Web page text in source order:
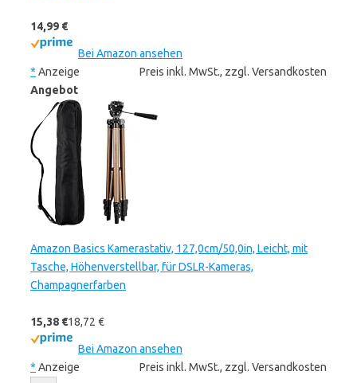
14,99 €
Bei Amazon ansehen
* Anzeige
Preis inkl. MwSt., zzgl. Versandkosten
Angebot
Amazon Basics Kamerastativ, 127,0cm/50,0in, Leicht, mit
Tasche, Höhenverstellbar, für DSLR-Kameras,
Champagnerfarben
15,38 €18,72 €
Bei Amazon ansehen
* Anzeige Preis inkl. MwSt., zzgl. Versandkosten